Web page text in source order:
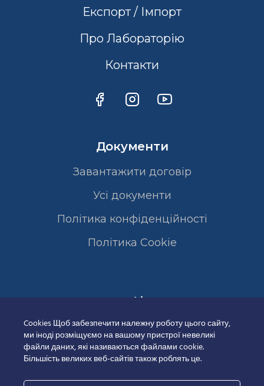
Експорт / Імпорт
Про Лабораторію
Контакти
Документи
Завантажити договір
Усі документи
Політика конфіденційності
Полiтика Cookie
Сертифікати
Cookies Щоб забезпечити належну роботу цього сайту,
ми іноді розміщуємо на вашому пристрої невеликі
файли даних, які називаються файлами cookie.
Більшість великих веб-сайтів також роблять це.